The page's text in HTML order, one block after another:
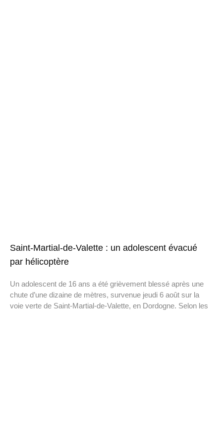
Saint-Martial-de-Valette : un adolescent évacué
par hélicoptère
Un adolescent de 16 ans a été grièvement blessé après une
chute d’une dizaine de mètres, survenue jeudi 6 août sur la
voie verte de Saint-Martial-de-Valette, en Dordogne. Selon les